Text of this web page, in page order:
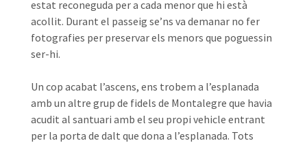
estat reconeguda per a cada menor que hi està
acollit. Durant el passeig se’ns va demanar no fer
fotografies per preservar els menors que poguessin
ser-hi.
Un cop acabat l’ascens, ens trobem a l’esplanada
amb un altre grup de fidels de Montalegre que havia
acudit al santuari amb el seu propi vehicle entrant
per la porta de dalt que dona a l’esplanada. Tots